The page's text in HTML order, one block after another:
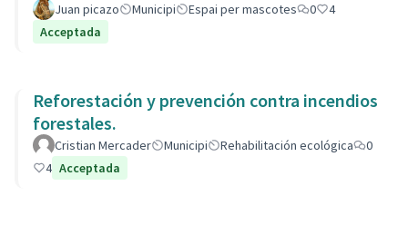
Juan picazo Municipi Espai per mascotes 0
4
Acceptada
Reforestación y prevención contra incendios
forestales.
Cristian Mercader Municipi Rehabilitación ecológica
0
4 Acceptada